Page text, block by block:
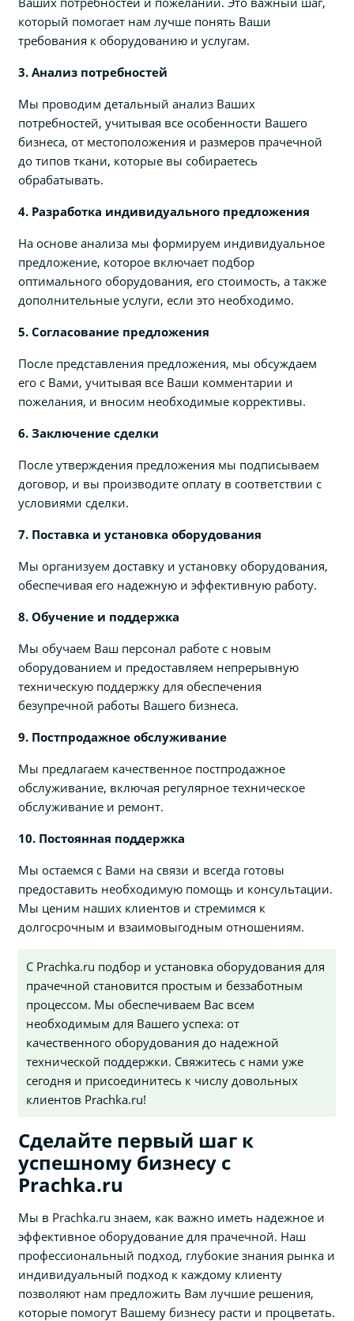
который помогает нам лучше понять Ваши
требования к оборудованию и услугам.
3. Анализ потребностей
Мы проводим детальный анализ Ваших
потребностей, учитывая все особенности Вашего
бизнеса, от местоположения и размеров прачечной
до типов ткани, которые вы собираетесь
обрабатывать.
4. Разработка индивидуального предложения
На основе анализа мы формируем индивидуальное
предложение, которое включает подбор
оптимального оборудования, его стоимость, а также
дополнительные услуги, если это необходимо.
5. Согласование предложения
После представления предложения, мы обсуждаем
его с Вами, учитывая все Ваши комментарии и
пожелания, и вносим необходимые коррективы.
6. Заключение сделки
После утверждения предложения мы подписываем
договор, и вы производите оплату в соответствии с
условиями сделки.
7. Поставка и установка оборудования
Мы организуем доставку и установку оборудования,
обеспечивая его надежную и эффективную работу.
8. Обучение и поддержка
Мы обучаем Ваш персонал работе с новым
оборудованием и предоставляем непрерывную
техническую поддержку для обеспечения
безупречной работы Вашего бизнеса.
9. Постпродажное обслуживание
Мы предлагаем качественное постпродажное
обслуживание, включая регулярное техническое
обслуживание и ремонт.
10. Постоянная поддержка
Мы остаемся с Вами на связи и всегда готовы
предоставить необходимую помощь и консультации.
Мы ценим наших клиентов и стремимся к
долгосрочным и взаимовыгодным отношениям.
С Prachka.ru подбор и установка оборудования для
прачечной становится простым и беззаботным
процессом. Мы обеспечиваем Вас всем
необходимым для Вашего успеха: от
качественного оборудования до надежной
технической поддержки. Свяжитесь с нами уже
сегодня и присоединитесь к числу довольных
клиентов Prachka.ru!
Сделайте первый шаг к
успешному бизнесу с
Prachka.ru
Мы в Prachka.ru знаем, как важно иметь надежное и
эффективное оборудование для прачечной. Наш
профессиональный подход, глубокие знания рынка и
индивидуальный подход к каждому клиенту
позволяют нам предложить Вам лучшие решения,
которые помогут Вашему бизнесу расти и процветать.